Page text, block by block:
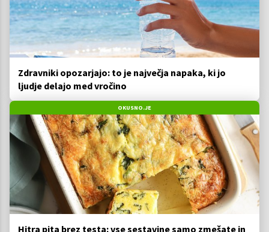
Zdravniki opozarjajo: to je največja napaka, ki jo
ljudje delajo med vročino
OKUSNO.JE
Hitra pita brez testa: vse sestavine samo zmešate in